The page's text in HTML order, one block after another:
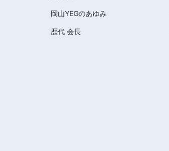
岡山YEGのあゆみ
歴代 会長